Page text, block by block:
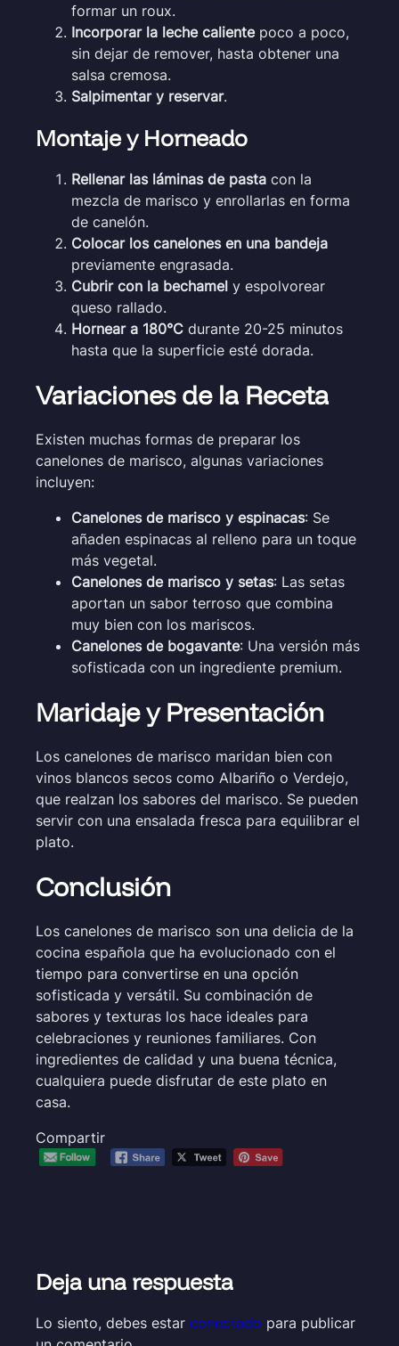
formar un roux.
Incorporar la leche calientepoco a poco,
sin dejar de remover, hasta obtener una
salsa cremosa.
Salpimentar y reservar.
Montaje y Horneado
Rellenar las láminas de pasta con la
mezcla de marisco y enrollarlas en forma
de canelón.
Colocar los canelones en una bandeja
previamente engrasada.
Cubrir con la bechamel y espolvorear
queso rallado.
Hornear a 180°C durante 20-25 minutos
hasta que la superficie esté dorada.
Variaciones de la Receta
Existen muchas formas de preparar los
canelones de marisco, algunas variaciones
incluyen:
Canelones de marisco y espinacas: Se
añaden espinacas al relleno para un toque
más vegetal.
Canelones de marisco y setas: Las setas
aportan un sabor terroso que combina
muy bien con los mariscos.
Canelones de bogavante: Una versión más
sofisticada con un ingrediente premium.
Maridaje y Presentación
Los canelones de marisco maridan bien con
vinos blancos secos como Albariño o Verdejo,
que realzan los sabores del marisco. Se pueden
servir con una ensalada fresca para equilibrar el
plato.
Conclusión
Los canelones de marisco son una delicia de la
cocina española que ha evolucionado con el
tiempo para convertirse en una opción
sofisticada y versátil. Su combinación de
sabores y texturas los hace ideales para
celebraciones y reuniones familiares. Con
ingredientes de calidad y una buena técnica,
cualquiera puede disfrutar de este plato en
casa.
Compartir
Deja una respuesta
Lo siento, debes estar conectado para publicar